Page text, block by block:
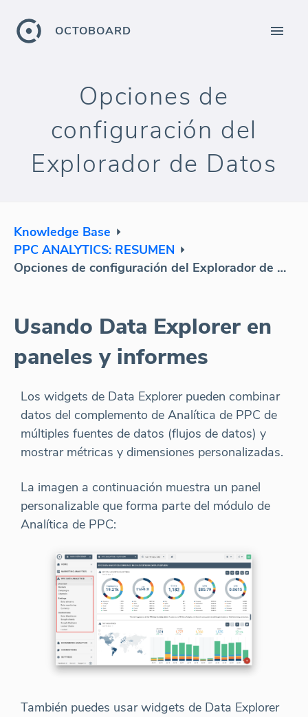
OCTOBOARD
Opciones de
configuración del
Explorador de Datos
Knowledge Base
PPC ANALYTICS: RESUMEN
Opciones de configuración del Explorador de Datos
Usando Data Explorer en
paneles y informes
Los widgets de Data Explorer pueden combinar
datos del complemento de Analítica de PPC de
múltiples fuentes de datos (flujos de datos) y
mostrar métricas y dimensiones personalizadas.
La imagen a continuación muestra un panel
personalizable que forma parte del módulo de
Analítica de PPC:
También puedes usar widgets de Data Explorer